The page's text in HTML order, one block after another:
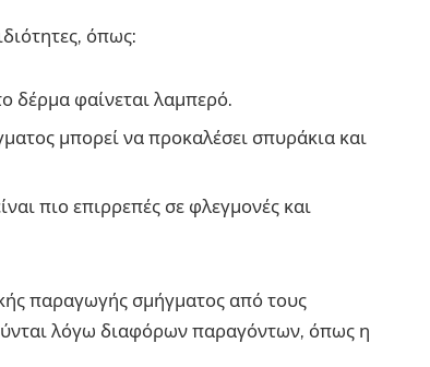
όπως:
δέρμα φαίνεται λαμπερό.
μπορεί να προκαλέσει σπυράκια και
πιο επιρρεπές σε φλεγμονές και
παραγωγής σμήγματος από τους
λόγω διαφόρων παραγόντων, όπως η